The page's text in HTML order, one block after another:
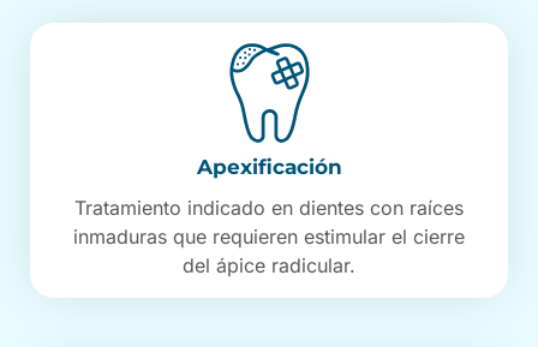
Apexificación
Tratamiento indicado en dientes con raíces
inmaduras que requieren estimular el cierre
del ápice radicular.